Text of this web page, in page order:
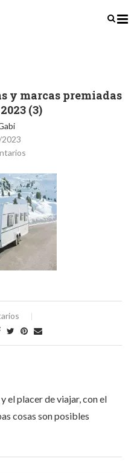
y marcas premiadas
(3)
el placer de viajar, con el
cosas son posibles